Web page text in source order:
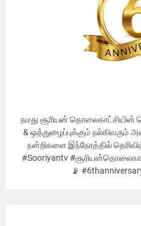
நமது சூரியன் தொலைகாட்சியின்
& ஒத்துழைப்புக்கும் நல்கிவரும்
நன்றிகளை இந்நேரத்தில்
#Sooriyantv
📡